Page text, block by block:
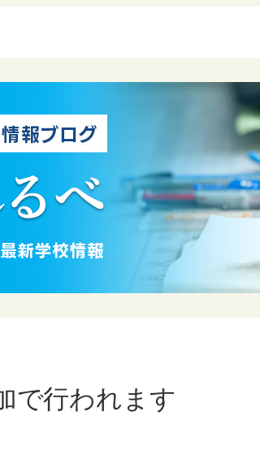
で行われます